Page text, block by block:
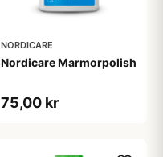
NORDICARE
Nordicare Marmorpolish
75,00 kr